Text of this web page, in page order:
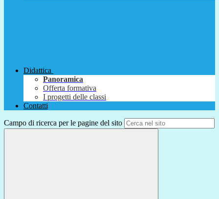
Didattica
Panoramica
Offerta formativa
I progetti delle classi
Contatti
Campo di ricerca per le pagine del sito